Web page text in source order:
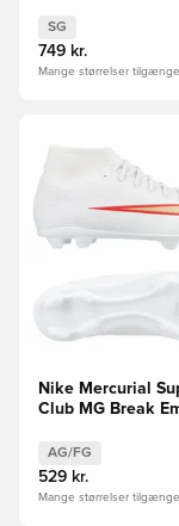
SG
749 kr.
Mange størrelser
Åbner en Modal
Nike Mercurial
Club MG Break
AG/FG
529 kr.
Mange størrelser